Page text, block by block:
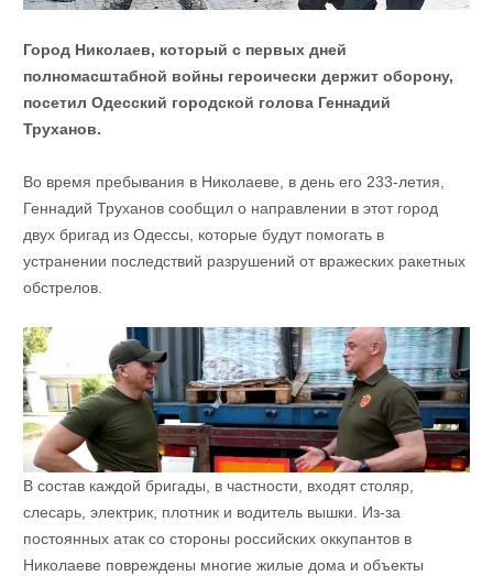
Город Николаев, который с первых дней
полномасштабной войны героически держит оборону,
посетил Одесский городской голова Геннадий
Труханов.
Во время пребывания в Николаеве, в день его 233-летия,
Геннадий Труханов сообщил о направлении в этот город
двух бригад из Одессы, которые будут помогать в
устранении последствий разрушений от вражеских ракетных
обстрелов.
В состав каждой бригады, в частности, входят столяр,
слесарь, электрик, плотник и водитель вышки. Из-за
постоянных атак со стороны российских оккупантов в
Николаеве повреждены многие жилые дома и объекты